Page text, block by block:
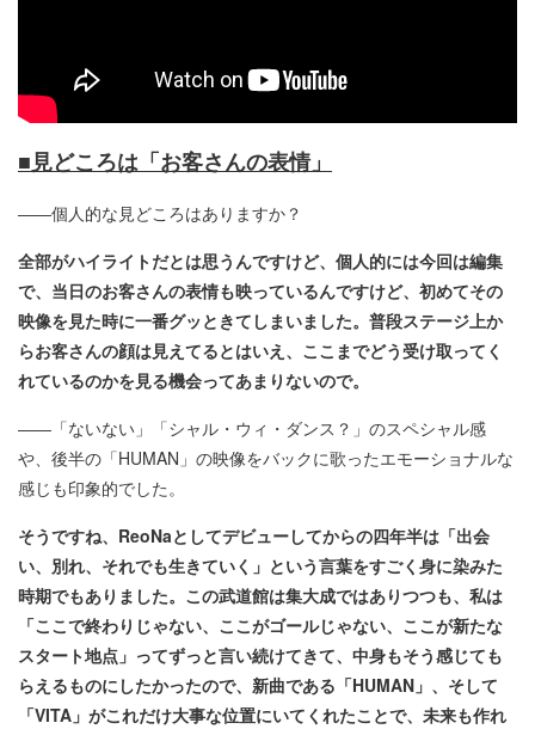
■見どころは「お客さんの表情」
――個人的な見どころはありますか？
全部がハイライトだとは思うんですけど、個人的には今回は編集
で、当日のお客さんの表情も映っているんですけど、初めてその
映像を見た時に一番グッときてしまいました。普段ステージ上か
らお客さんの顔は見えてるとはいえ、ここまでどう受け取ってく
れているのかを見る機会ってあまりないので。
――「ないない」「シャル・ウィ・ダンス？」のスペシャル感
や、後半の「HUMAN」の映像をバックに歌ったエモーショナルな
感じも印象的でした。
そうですね、ReoNaとしてデビューしてからの四年半は「出会
い、別れ、それでも生きていく」という言葉をすごく身に染みた
時期でもありました。この武道館は集大成ではありつつも、私は
「ここで終わりじゃない、ここがゴールじゃない、ここが新たな
スタート地点」ってずっと言い続けてきて、中身もそう感じても
らえるものにしたかったので、新曲である「HUMAN」、そして
「VITA」がこれだけ大事な位置にいてくれたことで、未来も作れ